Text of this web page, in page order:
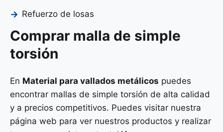
Refuerzo de losas
Comprar malla de simple
torsión
En Material para vallados metálicos puedes
encontrar mallas de simple torsión de alta calidad
y a precios competitivos. Puedes visitar nuestra
página web para ver nuestros productos y realizar